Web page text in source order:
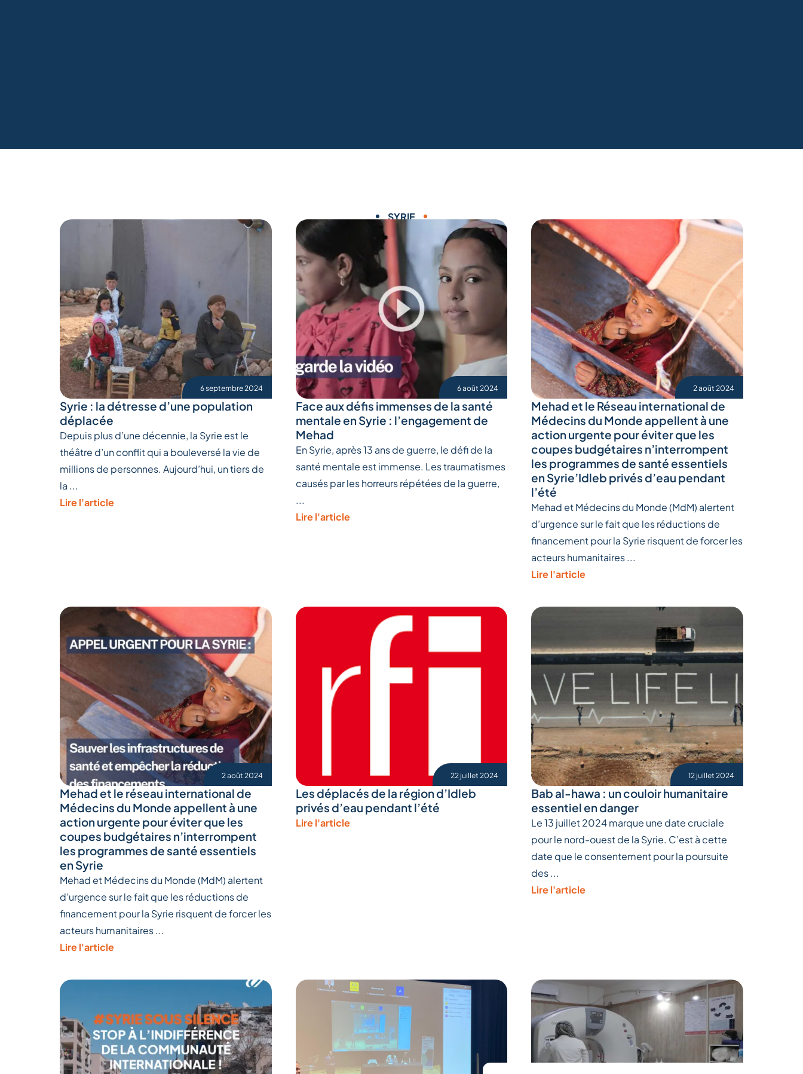
SYRIE
6 septembre 2024
Syrie : la détresse d’une population
déplacée
Depuis plus d’une décennie, la Syrie est le
théâtre d’un conflit qui a bouleversé la vie de
millions de personnes. Aujourd’hui, un tiers de
la ...
Lire l'article
6 août 2024
Face aux défis immenses de la santé
mentale en Syrie : l’engagement de
Mehad
En Syrie, après 13 ans de guerre, le défi de la
santé mentale est immense. Les traumatismes
causés par les horreurs répétées de la guerre,
...
Lire l'article
2 août 2024
Mehad et le Réseau international de
Médecins du Monde appellent à une
action urgente pour éviter que les
coupes budgétaires n’interrompent
les programmes de santé essentiels
en Syrie’Idleb privés d’eau pendant
l’été
Mehad et Médecins du Monde (MdM) alertent
d’urgence sur le fait que les réductions de
financement pour la Syrie risquent de forcer les
acteurs humanitaires ...
Lire l'article
2 août 2024
Mehad et le réseau international de
Médecins du Monde appellent à une
action urgente pour éviter que les
coupes budgétaires n’interrompent
les programmes de santé essentiels
en Syrie
Mehad et Médecins du Monde (MdM) alertent
d’urgence sur le fait que les réductions de
financement pour la Syrie risquent de forcer les
acteurs humanitaires ...
Lire l'article
22 juillet 2024
Les déplacés de la région d’Idleb
privés d’eau pendant l’été
Lire l'article
12 juillet 2024
Bab al-hawa : un couloir humanitaire
essentiel en danger
Le 13 juillet 2024 marque une date cruciale
pour le nord-ouest de la Syrie. C’est à cette
date que le consentement pour la poursuite
des ...
Lire l'article